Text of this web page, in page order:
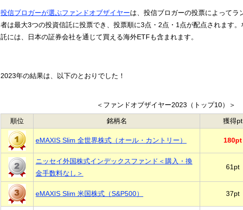
投信ブロガーが選ぶファンドオブザイヤーは、投信ブロガーの投票によってラ
者は最大3つの投資信託に投票でき、投票順に3点・2点・1点が配点されます
託には、日本の証券会社を通じて買える海外ETFも含まれます。
2023年の結果は、以下のとおりでした！
＜ファンドオブザイヤー2023（トップ10）＞
順位 銘柄名 獲得pt
eMAXIS Slim 全世界株式（オール・カントリー） 180pt
ニッセイ外国株式インデックスファンド＜購入・換
金手数料なし＞
61pt
eMAXIS Slim 米国株式（S&P500） 37pt